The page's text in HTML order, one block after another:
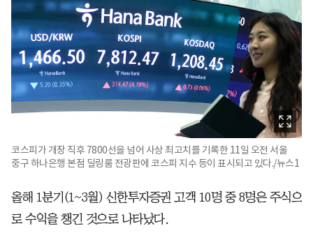
코스피가 개장 직후 7800선을 넘어 사상 최고치를 기록한 11일 오전 서울
중구 하나은행 본점 딜링룸 전광판에 코스피 지수 등이 표시되고 있다./뉴스1
올해 1분기(1~3월) 신한투자증권 고객 10명 중 8명은 주식으
로 수익을 챙긴 것으로 나타났다.